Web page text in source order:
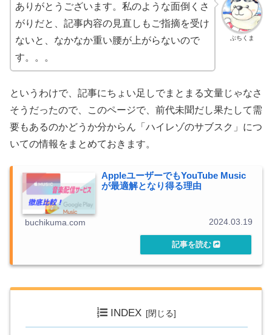
ぶちくま
ありがとうございます。私のような面倒くさ
がりだと、記事内容の見直しもご指摘を受け
ないと、なかなか重い腰が上がらないので
す。。。
というわけで、記事にちょい足しでまとまる文量じゃなさ
そうだったので、このページで、前代未聞だし果たして需
要もあるのかどうか分からん「ハイレゾのサブスク」につ
いての情報をまとめておきます。
AppleユーザーでもYouTube Music
が最適解となり得る理由
buchikuma.com 2024.03.19
INDEX